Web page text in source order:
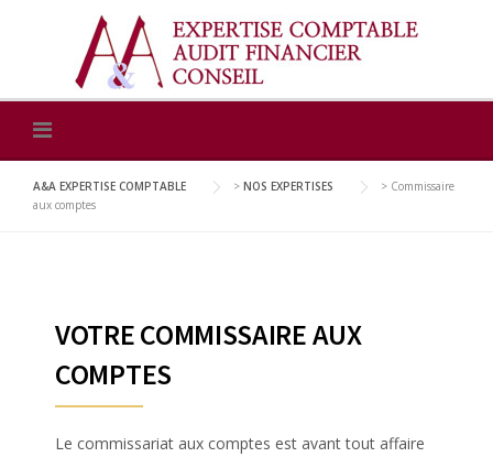
A&A EXPERTISE COMPTABLE > NOS EXPERTISES > Commissaire
aux comptes
VOTRE COMMISSAIRE AUX
COMPTES
Le commissariat aux comptes est avant tout affaire